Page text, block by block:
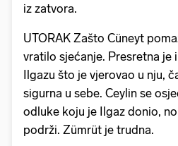
iz zatvora.
UTORAK Zašto Cüneyt
vratilo sjećanje. Presretna je
Ilgazu što je vjerovao u nju,
sigurna u sebe. Ceylin se
odluke koju je Ilgaz donio,
podrži. Zümrüt je trudna.